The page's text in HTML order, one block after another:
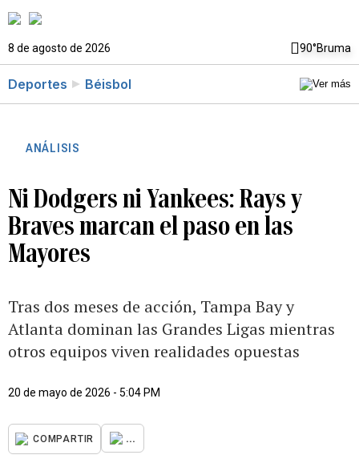
8 de agosto de 2026 90°Bruma
Deportes Béisbol
ANÁLISIS
Ni Dodgers ni Yankees: Rays y
Braves marcan el paso en las
Mayores
Tras dos meses de acción, Tampa Bay y
Atlanta dominan las Grandes Ligas mientras
otros equipos viven realidades opuestas
20 de mayo de 2026 - 5:04 PM
COMPARTIR ...